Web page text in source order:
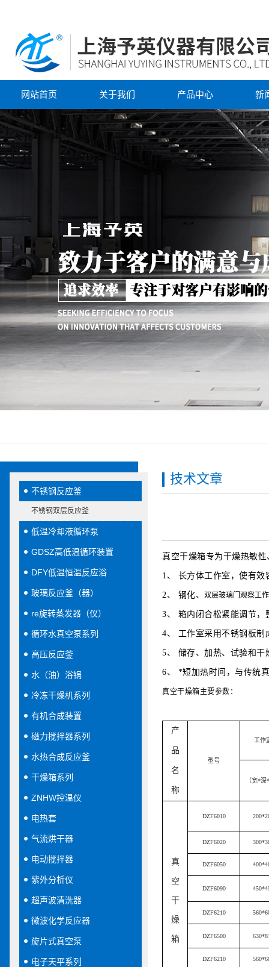
网站首页 关于我们 产品中心 新
不锈钢反应釜
不锈钢双层反应釜
低温冷却液循环泵
GDSZ高低温循环装置
DFY低温恒温反应浴
玻璃反应釜（器）
re旋转蒸发器（仪）
循环水真空泵系列
高压反应釜
水（油）浴锅
冷冻干燥机系列
有机合成装置
磁力搅拌器系列
水热合成反应釜
干燥箱系列
ZNHW控温仪
电热套
气流烘干器
电动搅拌器
紫外分析仪
超声波清洗器
微波化学反应器
旋片式真空泵
电子天平系列
技术文章
真空干燥箱专为干燥热敏
1、 长方体工作室，使有
2、 钢化、双层玻璃门观察工
3、 箱内闭合松紧能调节
4、 工作室采用不锈钢板制
5、 储存、加热、试验和
6、 *短加热时间，与传统
真空干燥箱主要参数：
产
品
名
称
型号
工作
（宽*
真
空
干
燥
箱
DZF6010
DZF6020
DZF6050
DZF6090
DZF6210
DZF6500
DZF6210